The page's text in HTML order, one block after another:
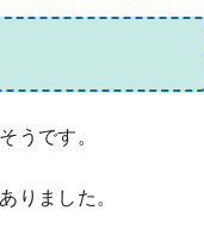
うです。
りました。